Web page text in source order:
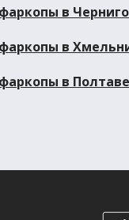
в
в
в Полтаве